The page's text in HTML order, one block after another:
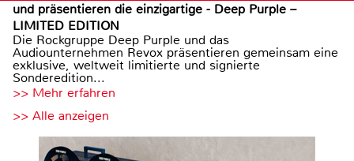
und präsentieren die einzigartige - Deep Purple –
LIMITED EDITION
Die Rockgruppe Deep Purple und das
Audiounternehmen Revox präsentieren gemeinsam eine
exklusive, weltweit limitierte und signierte
Sonderedition...
>> Mehr erfahren
>> Alle anzeigen